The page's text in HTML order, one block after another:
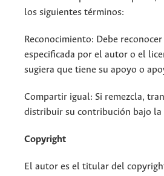
los siguientes términos:
Reconocimiento: Debe
especificada por el autor o el
sugiera que tiene su apoyo o
Compartir igual: Si remezcla,
distribuir su contribución bajo la
Copyright
El autor es el titular del